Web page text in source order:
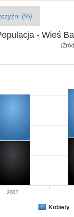
(%)
- Wieś
Kobiety
2002